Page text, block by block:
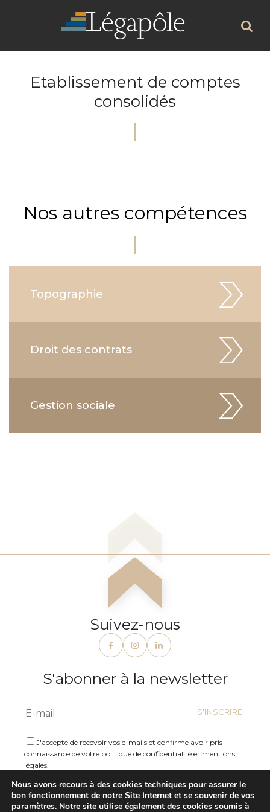
Etablissement de comptes
consolidés
Nos autres compétences
Topographie
Droit des contrats
Gestion sociale
Suivez-nous
S'abonner à la newsletter
J'accepte de recevoir vos e-mails et confirme avoir pris
connaissance de votre politique de confidentialité et mentions
légales.
Nous avons recours à des cookies techniques pour assurer le
bon fonctionnement de notre Site Internet et se souvenir de vos
paramètres. Notre site utilise également des cookies soumis à